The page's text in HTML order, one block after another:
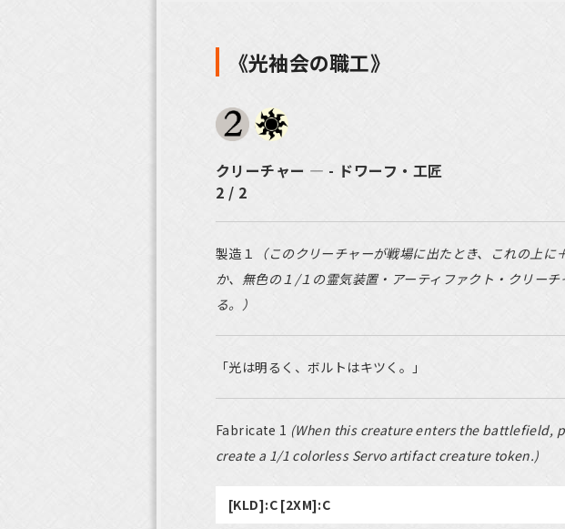
《光袖会の職工》
クリーチャー ― - ドワーフ・工匠
2 / 2
製造１
（このクリーチャーが戦場に出たとき、これの上
か、無色の１/１の霊気装置・アーティファクト・クリー
る。）
「光は明るく、ボルトはキツく。」
Fabricate 1 (When this creature enters the battlefield,
create a 1/1 colorless Servo artifact creature token.)
[KLD]:C [2XM]:C